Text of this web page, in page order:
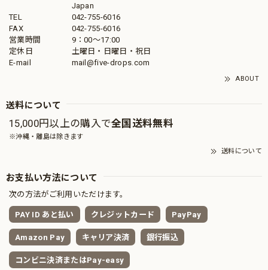
Japan
TEL
042-755-6016
FAX
042-755-6016
営業時間
9：00～17:00
定休日
土曜日・日曜日・祝日
E-mail
mail@five-drops.com
ABOUT
送料について
15,000円以上の購入で全国送料無料
※沖縄・離島は除きます
送料について
お支払い方法について
次の方法がご利用いただけます。
PAY ID あと払い クレジットカード PayPay
Amazon Pay キャリア決済 銀行振込
コンビニ決済またはPay-easy